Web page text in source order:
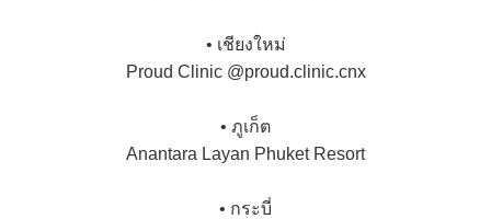
• เชียงใหม่
Proud Clinic @proud.clinic.cnx
• ภูเก็ต
Anantara Layan Phuket Resort
• กระบี่